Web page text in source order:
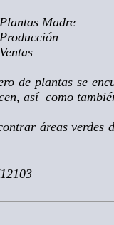
Madre
de plantas se
así como
áreas